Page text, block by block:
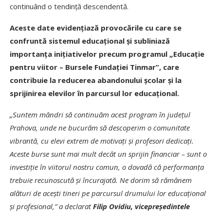
continuând o tendință descendentă.
Aceste date evidențiază provocările cu care se
confruntă sistemul educațional și subliniază
importanța inițiativelor precum programul „Educație
pentru viitor – Bursele Fundației Tinmar”, care
contribuie la reducerea abandonului școlar și la
sprijinirea elevilor în parcursul lor educațional.
„Suntem mândri să continuăm acest program în județul
Prahova, unde ne bucurăm să descoperim o comunitate
vibrantă, cu elevi extrem de motivați și profesori dedicați.
Aceste burse sunt mai mult decât un sprijin financiar – sunt o
investiție în viitorul nostru comun, o dovadă că performanța
trebuie recunoscută și încurajată. Ne dorim să rămânem
alături de acești tineri pe parcursul drumului lor educațional
și profesional,” a declaratFilip Ovidiu, vicepreședintele